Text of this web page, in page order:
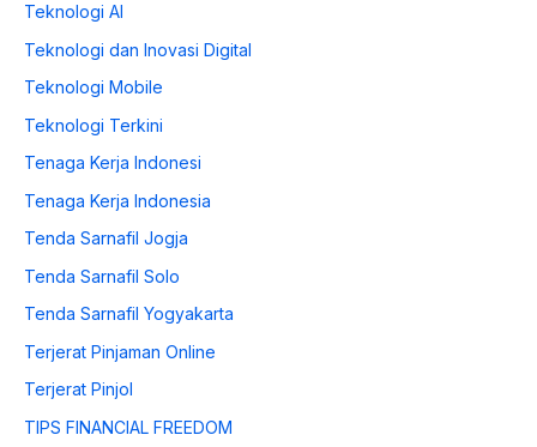
Teknologi AI
Teknologi dan Inovasi Digital
Teknologi Mobile
Teknologi Terkini
Tenaga Kerja Indonesi
Tenaga Kerja Indonesia
Tenda Sarnafil Jogja
Tenda Sarnafil Solo
Tenda Sarnafil Yogyakarta
Terjerat Pinjaman Online
Terjerat Pinjol
TIPS FINANCIAL FREEDOM